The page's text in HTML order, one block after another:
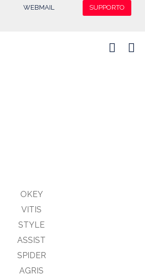
WEBMAIL SUPPORTO
OKEY
VITIS
STYLE
ASSIST
SPIDER
AGRIS